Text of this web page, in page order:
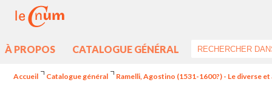
À PROPOS CATALOGUE GÉNÉRAL
Accueil Catalogue général Ramelli, Agostino (1531-1600?) - Le diverse